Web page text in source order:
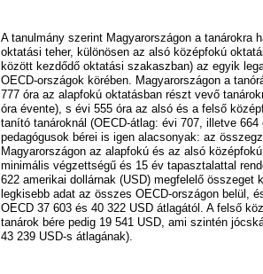
A tanulmány szerint Magyarországon a tanárokra
oktatási teher, különösen az alsó középfokú
között kezdődő oktatási szakaszban) az egyik
OECD-országok körében. Magyarországon a
777 óra az alapfokú oktatásban részt vevő
óra évente), s évi 555 óra az alsó és a felső
tanító tanároknál (OECD-átlag: évi 707, illetve 664
pedagógusok bérei is igen alacsonyak: az
Magyarországon az alapfokú és az alsó
minimális végzettségű és 15 év tapasztalattal
622 amerikai dollárnak (USD) megfelelő összeget
legkisebb adat az összes OECD-országon belül,
OECD 37 603 és 40 322 USD átlagától. A felső
tanárok bére pedig 19 541 USD, ami szintén
43 239 USD-s átlagának).